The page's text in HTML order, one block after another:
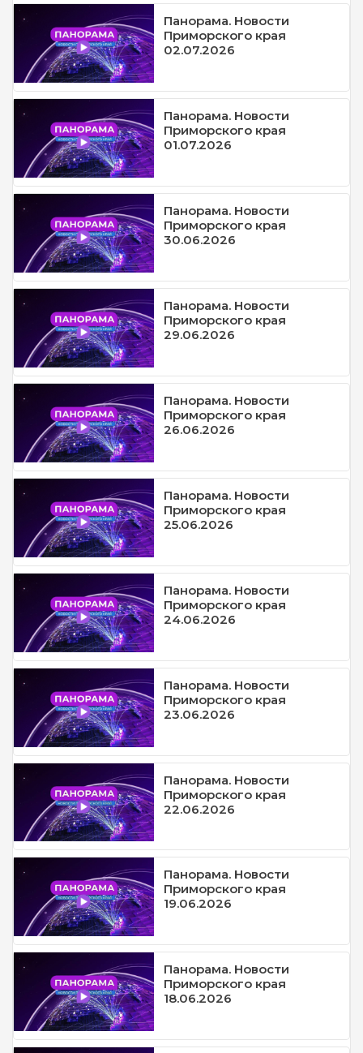
Панорама. Новости
Приморского края
02.07.2026
Панорама. Новости
Приморского края
01.07.2026
Панорама. Новости
Приморского края
30.06.2026
Панорама. Новости
Приморского края
29.06.2026
Панорама. Новости
Приморского края
26.06.2026
Панорама. Новости
Приморского края
25.06.2026
Панорама. Новости
Приморского края
24.06.2026
Панорама. Новости
Приморского края
23.06.2026
Панорама. Новости
Приморского края
22.06.2026
Панорама. Новости
Приморского края
19.06.2026
Панорама. Новости
Приморского края
18.06.2026